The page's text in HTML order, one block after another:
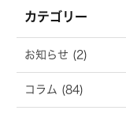
カテゴリー
お知らせ (2)
コラム (84)